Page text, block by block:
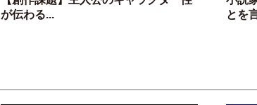
が伝わる...
とを